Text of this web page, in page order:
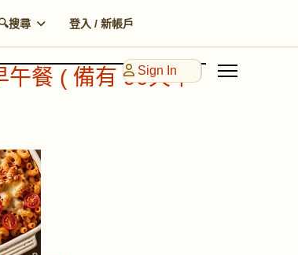
搜尋 登入 / 新帳戶
Sign In
午餐 ( 備有 90天早